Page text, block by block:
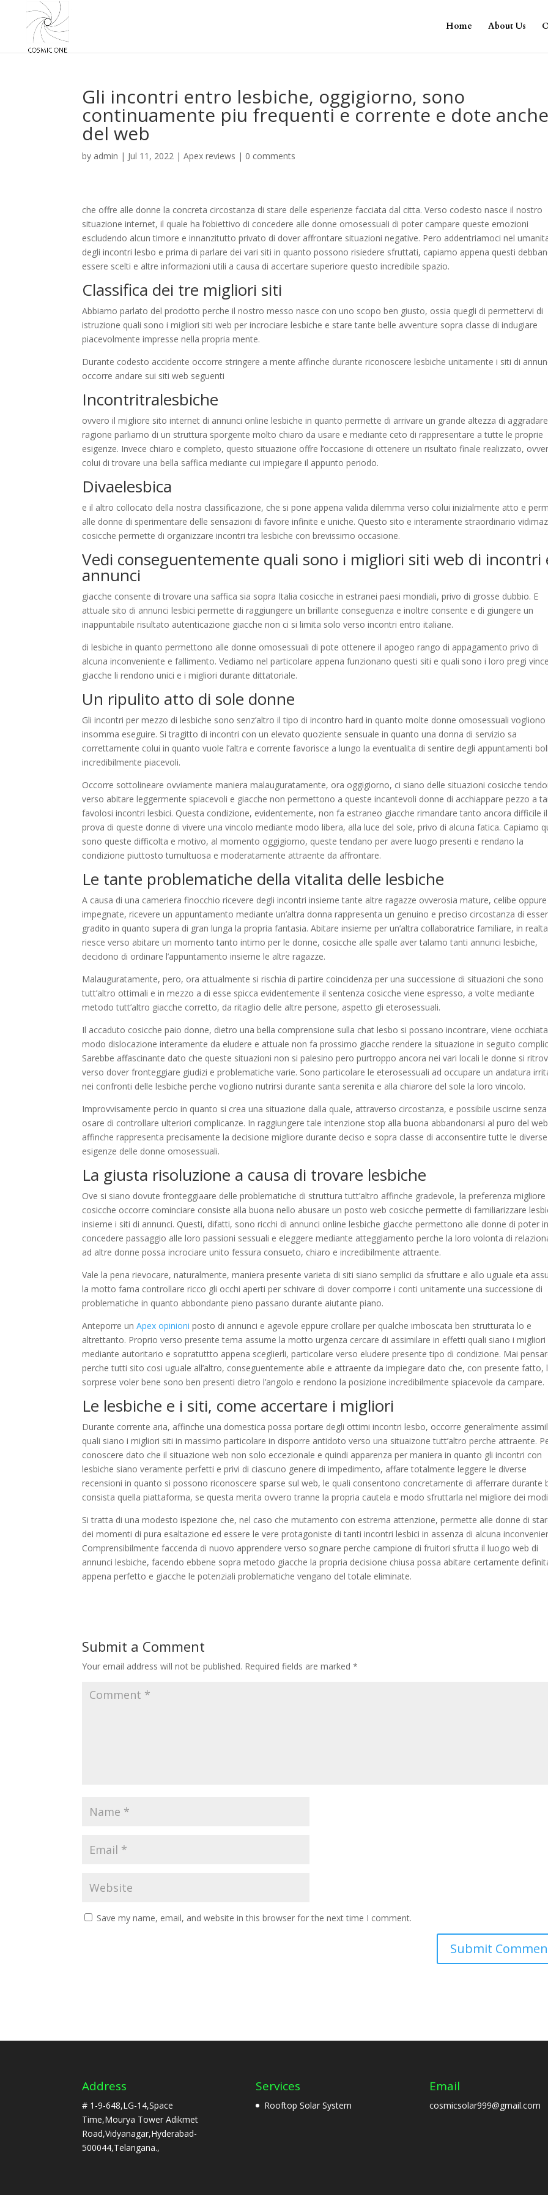
Home About Us
Gli incontri entro lesbiche, oggigiorno, sono
continuamente piu frequenti e corrente e dote anche
del web
by admin | Jul 11, 2022 |Apex reviews | 0 comments
che offre alle donne la concreta circostanza di stare delle esperienze facciata dal citta. Verso codesto nasce il nostro
situazione internet, il quale ha l’obiettivo di concedere alle donne omosessuali di poter campare queste emozioni
escludendo alcun timore e innanzitutto privato di dover affrontare situazioni negative. Pero addentriamoci nel
degli incontri lesbo e prima di parlare dei vari siti in quanto possono risiedere sfruttati, capiamo appena questi
essere scelti e altre informazioni utili a causa di accertare superiore questo incredibile spazio.
Classifica dei tre migliori siti
Abbiamo parlato del prodotto perche il nostro messo nasce con uno scopo ben giusto, ossia quegli di permettervi di
istruzione quali sono i migliori siti web per incrociare lesbiche e stare tante belle avventure sopra classe di indugiare
piacevolmente impresse nella propria mente.
Durante codesto accidente occorre stringere a mente affinche durante riconoscere lesbiche unitamente i siti di
occorre andare sui siti web seguenti
Incontritralesbiche
ovvero il migliore sito internet di annunci online lesbiche in quanto permette di arrivare un grande altezza di aggradare
ragione parliamo di un struttura sporgente molto chiaro da usare e mediante ceto di rappresentare a tutte le proprie
esigenze. Invece chiaro e completo, questo situazione offre l’occasione di ottenere un risultato finale realizzato,
colui di trovare una bella saffica mediante cui impiegare il appunto periodo.
Divaelesbica
e il altro collocato della nostra classificazione, che si pone appena valida dilemma verso colui inizialmente atto e
alle donne di sperimentare delle sensazioni di favore infinite e uniche. Questo sito e interamente straordinario
cosicche permette di organizzare incontri tra lesbiche con brevissimo occasione.
Vedi conseguentemente quali sono i migliori siti web di incontri
annunci
giacche consente di trovare una saffica sia sopra Italia cosicche in estranei paesi mondiali, privo di grosse dubbio. E
attuale sito di annunci lesbici permette di raggiungere un brillante conseguenza e inoltre consente e di giungere un
inappuntabile risultato autenticazione giacche non ci si limita solo verso incontri entro italiane.
di lesbiche in quanto permettono alle donne omosessuali di pote ottenere il apogeo rango di appagamento privo di
alcuna inconveniente e fallimento. Vediamo nel particolare appena funzionano questi siti e quali sono i loro pregi
giacche li rendono unici e i migliori durante dittatoriale.
Un ripulito atto di sole donne
Gli incontri per mezzo di lesbiche sono senz’altro il tipo di incontro hard in quanto molte donne omosessuali vogliono
insomma eseguire. Si tragitto di incontri con un elevato quoziente sensuale in quanto una donna di servizio sa
correttamente colui in quanto vuole l’altra e corrente favorisce a lungo la eventualita di sentire degli appuntamenti
incredibilmente piacevoli.
Occorre sottolineare ovviamente maniera malauguratamente, ora oggigiorno, ci siano delle situazioni cosicche
verso abitare leggermente spiacevoli e giacche non permettono a queste incantevoli donne di acchiappare pezzo a
favolosi incontri lesbici. Questa condizione, evidentemente, non fa estraneo giacche rimandare tanto ancora difficile il
prova di queste donne di vivere una vincolo mediante modo libera, alla luce del sole, privo di alcuna fatica. Capiamo
sono queste difficolta e motivo, al momento oggigiorno, queste tendano per avere luogo presenti e rendano la
condizione piuttosto tumultuosa e moderatamente attraente da affrontare.
Le tante problematiche della vitalita delle lesbiche
A causa di una cameriera finocchio ricevere degli incontri insieme tante altre ragazze ovverosia mature, celibe oppure
impegnate, ricevere un appuntamento mediante un’altra donna rappresenta un genuino e preciso circostanza di
gradito in quanto supera di gran lunga la propria fantasia. Abitare insieme per un’altra collaboratrice familiare, in
riesce verso abitare un momento tanto intimo per le donne, cosicche alle spalle aver talamo tanti annunci lesbiche,
decidono di ordinare l’appuntamento insieme le altre ragazze.
Malauguratamente, pero, ora attualmente si rischia di partire coincidenza per una successione di situazioni che sono
tutt’altro ottimali e in mezzo a di esse spicca evidentemente il sentenza cosicche viene espresso, a volte mediante
metodo tutt’altro giacche corretto, da ritaglio delle altre persone, aspetto gli eterosessuali.
Il accaduto cosicche paio donne, dietro una bella comprensione sulla chat lesbo si possano incontrare, viene occhiata
modo dislocazione interamente da eludere e attuale non fa prossimo giacche rendere la situazione in seguito
Sarebbe affascinante dato che queste situazioni non si palesino pero purtroppo ancora nei vari locali le donne si
verso dover fronteggiare giudizi e problematiche varie. Sono particolare le eterosessuali ad occupare un andatura
nei confronti delle lesbiche perche vogliono nutrirsi durante santa serenita e alla chiarore del sole la loro vincolo.
Improvvisamente percio in quanto si crea una situazione dalla quale, attraverso circostanza, e possibile uscirne senza
osare di controllare ulteriori complicanze. In raggiungere tale intenzione stop alla buona abbandonarsi al puro del
affinche rappresenta precisamente la decisione migliore durante deciso e sopra classe di acconsentire tutte le diverse
esigenze delle donne omosessuali.
La giusta risoluzione a causa di trovare lesbiche
Ove si siano dovute fronteggiaare delle problematiche di struttura tutt’altro affinche gradevole, la preferenza migliore
cosicche occorre cominciare consiste alla buona nello abusare un posto web cosicche permette di familiarizzare
insieme i siti di annunci. Questi, difatti, sono ricchi di annunci online lesbiche giacche permettono alle donne di poter
concedere passaggio alle loro passioni sessuali e eleggere mediante atteggiamento perche la loro volonta di
ad altre donne possa incrociare unito fessura consueto, chiaro e incredibilmente attraente.
Vale la pena rievocare, naturalmente, maniera presente varieta di siti siano semplici da sfruttare e allo uguale eta
la motto fama controllare ricco gli occhi aperti per schivare di dover comporre i conti unitamente una successione di
problematiche in quanto abbondante pieno passano durante aiutante piano.
Anteporre unApex opinioni posto di annunci e agevole eppure crollare per qualche imboscata ben strutturata lo e
altrettanto. Proprio verso presente tema assume la motto urgenza cercare di assimilare in effetti quali siano i migliori
mediante autoritario e sopratuttto appena sceglierli, particolare verso eludere presente tipo di condizione. Mai
perche tutti sito cosi uguale all’altro, conseguentemente abile e attraente da impiegare dato che, con presente fatto,
sorprese voler bene sono ben presenti dietro l’angolo e rendono la posizione incredibilmente spiacevole da campare.
Le lesbiche e i siti, come accertare i migliori
Durante corrente aria, affinche una domestica possa portare degli ottimi incontri lesbo, occorre generalmente
quali siano i migliori siti in massimo particolare in disporre antidoto verso una situaizone tutt’altro perche attraente.
conoscere dato che il situazione web non solo eccezionale e quindi apparenza per maniera in quanto gli incontri con
lesbiche siano veramente perfetti e privi di ciascuno genere di impedimento, affare totalmente leggere le diverse
recensioni in quanto si possono riconoscere sparse sul web, le quali consentono concretamente di afferrare durante
consista quella piattaforma, se questa merita ovvero tranne la propria cautela e modo sfruttarla nel migliore dei
Si tratta di una modesto ispezione che, nel caso che mutamento con estrema attenzione, permette alle donne di
dei momenti di pura esaltazione ed essere le vere protagoniste di tanti incontri lesbici in assenza di alcuna
Comprensibilmente faccenda di nuovo apprendere verso sognare perche campione di fruitori sfrutta il luogo web di
annunci lesbiche, facendo ebbene sopra metodo giacche la propria decisione chiusa possa abitare certamente
appena perfetto e giacche le potenziali problematiche vengano del totale eliminate.
Submit a Comment
Your email address will not be published. Required fields are marked*
Save my name, email, and website in this browser for the next time I comment.
Address
# 1-9-648,LG-14,Space
Time,Mourya Tower Adikmet
Road,Vidyanagar,Hyderabad-
500044,Telangana.,
Services
Rooftop Solar System
Email
cosmicsolar999@gmail.com